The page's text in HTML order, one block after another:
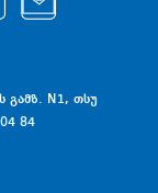
გამზ. N1, თსუ
84